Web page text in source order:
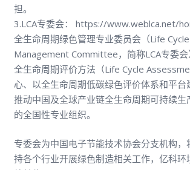
担。
3.LCA专委会： https://www.weblca.net/
全生命周期绿色管理专业委员会（Life
Management Committee，简称LCA专委
全生命周期评价方法（Life Cycle
心、以全生命周期低碳绿色评价体系和平台
推动中国及全球产业链全生命周期可持续生
的全国性专业组织。
专委会为中国电子节能技术协会分支机构，
持各个行业开展绿色制造相关工作，亿科环